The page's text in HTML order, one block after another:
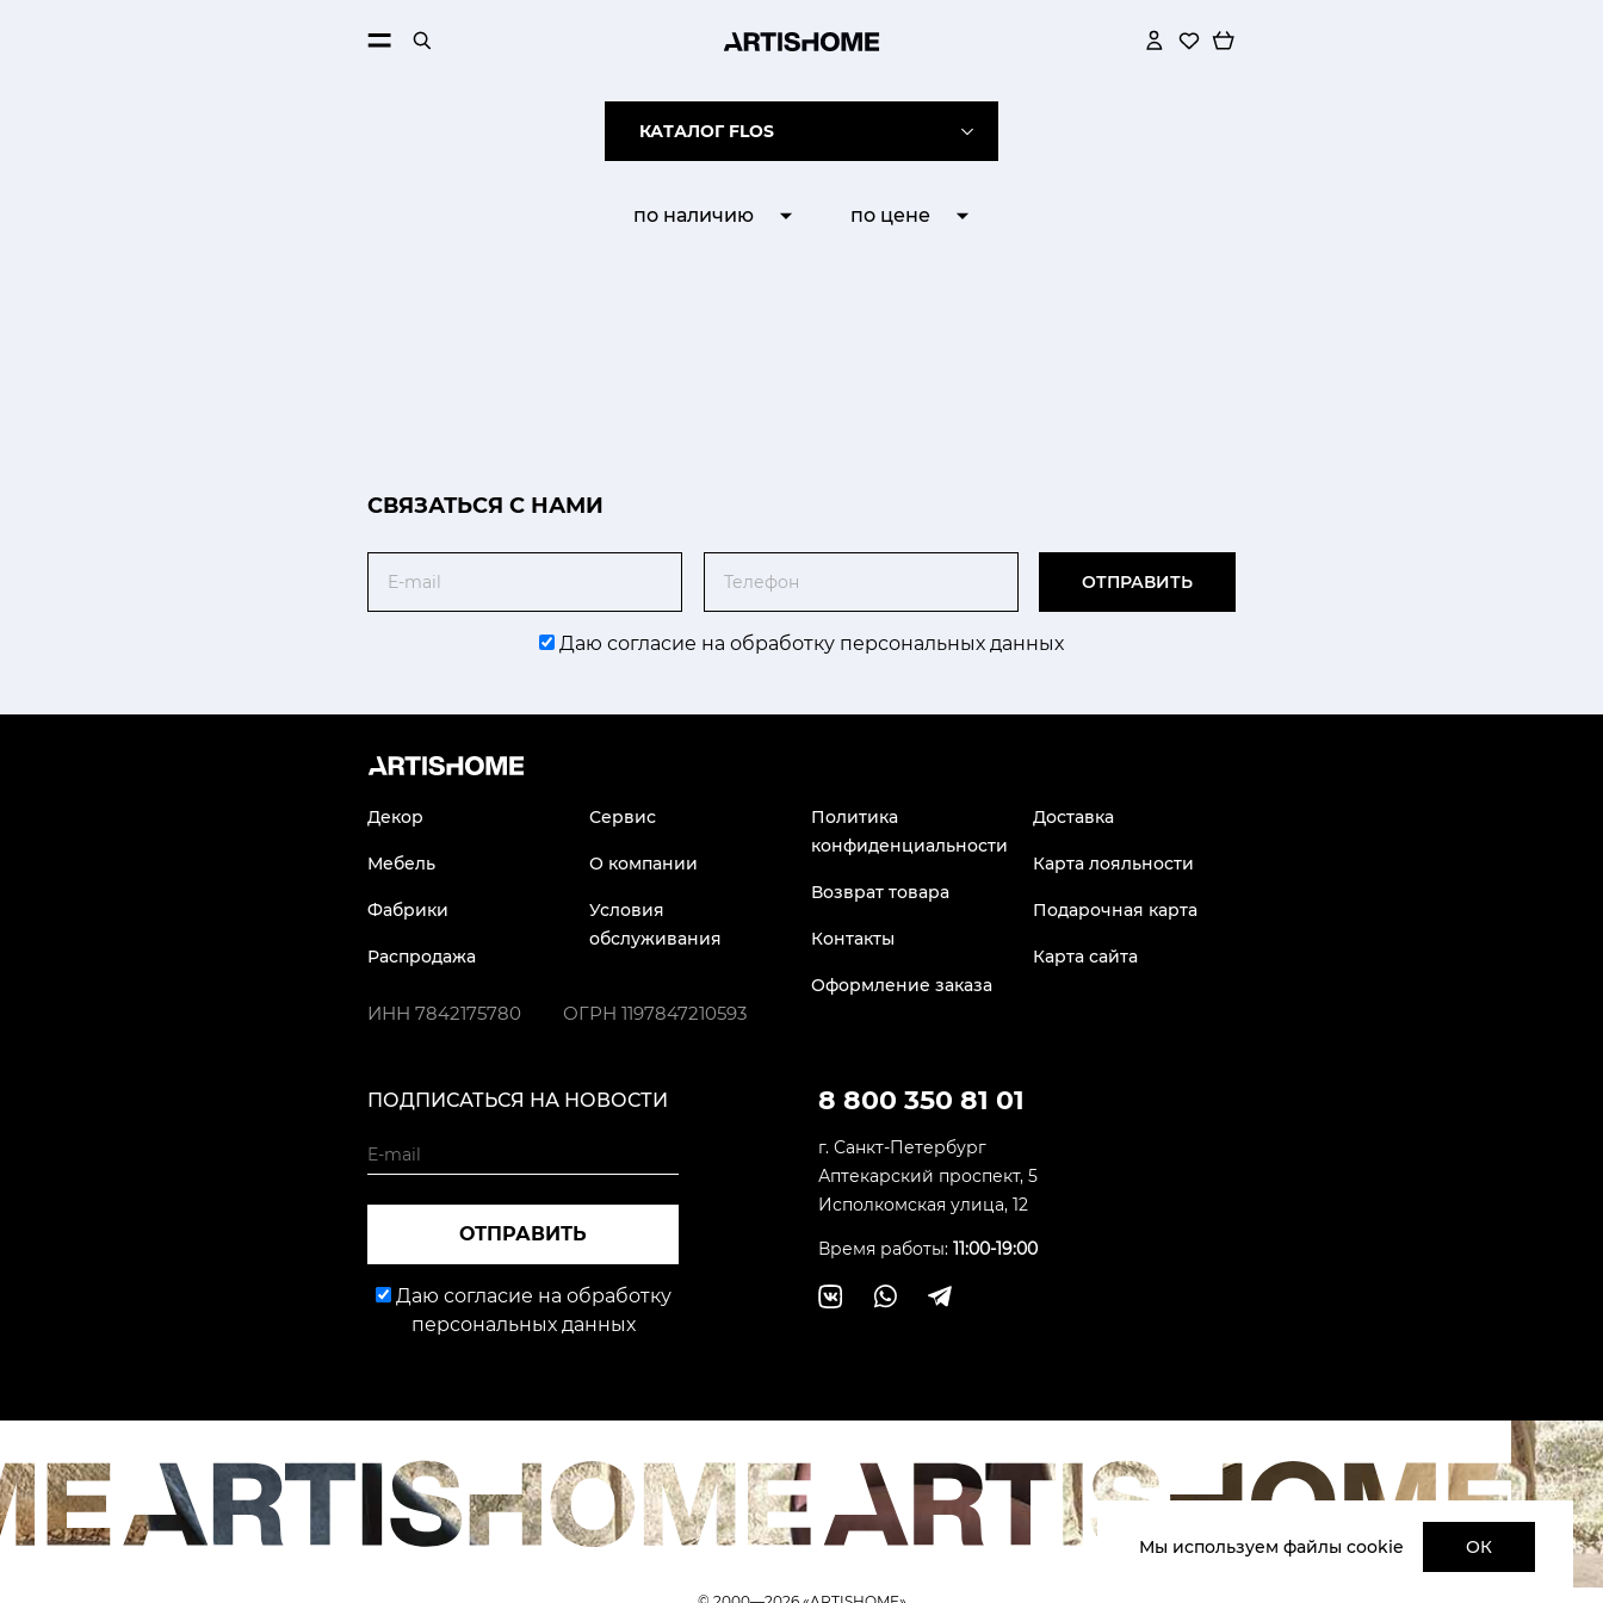
КАТАЛОГ FLOS
по наличию по цене
CВЯЗАТЬСЯ С НАМИ
ОТПРАВИТЬ
Даю согласие на обработку персональных данных
Декор
Мебель
Фабрики
Распродажа
Сервис
О компании
Условия
обслуживания
Политика
конфиденциальности
Возврат товара
Контакты
Оформление заказа
Доставка
Карта лояльности
Подарочная карта
Карта сайта
ИНН 7842175780 ОГРН 1197847210593
8 800 350 81 01
г. Санкт-Петербург
Аптекарский проспект, 5
Исполкомская улица, 12
Время работы: 11:00-19:00
ПОДПИСАТЬСЯ НА НОВОСТИ
ОТПРАВИТЬ
Даю согласие на обработку
персональных данных
Мы используем файлы cookie ОК